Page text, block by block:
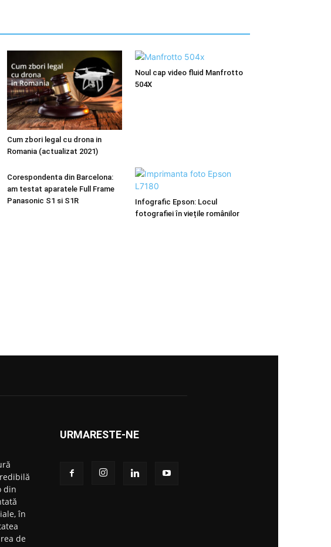
Cum zbori legal cu drona in
Romania (actualizat 2021)
Noul cap video fluid Manfrotto
504X
Corespondenta din Barcelona:
am testat aparatele Full Frame
Panasonic S1 si S1R
Infografic Epson: Locul
fotografiei în viețile românilor
din
în
de
URMARESTE-NE